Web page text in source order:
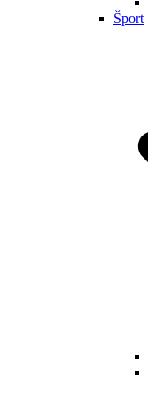
Šport